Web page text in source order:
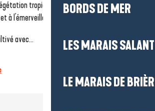
BORDS DE MER
LES MARAIS
LE MARAIS DE
tropicale luxuriante, chaque allée
à l'émerveillement.
avec...